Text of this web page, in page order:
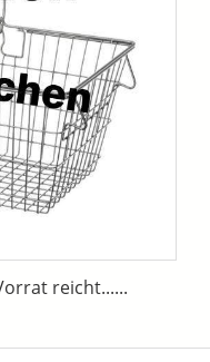
reicht......